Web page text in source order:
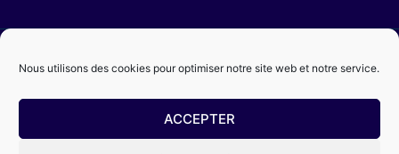
Nous utilisons des cookies pour optimiser notre site web et notre service.
ACCEPTER